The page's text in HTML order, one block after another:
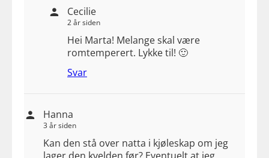
Cecilie
2 år siden
Hei Marta! Melange skal være
romtemperert. Lykke til! 🙂
Svar
Hanna
3 år siden
Kan den stå over natta i kjøleskap om jeg
lager den kvelden før? Eventuelt at jeg